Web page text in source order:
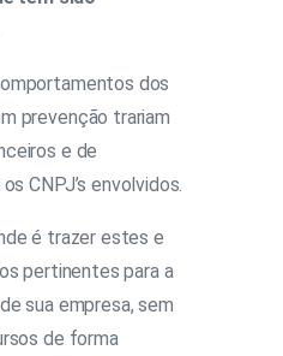
dos
prevenção trariam
e de
CNPJ’s envolvidos.
é trazer estes e
pertinentes para a
sua empresa, sem
de forma